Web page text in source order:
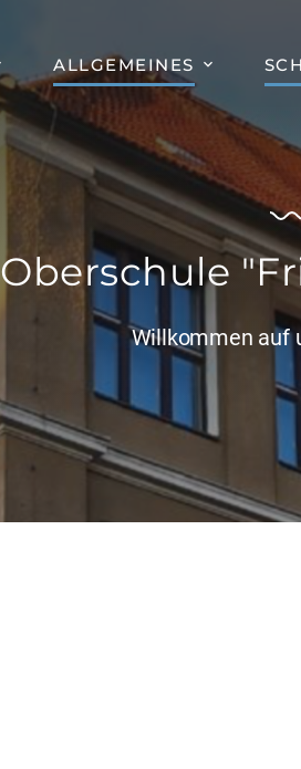
ALLGEMEINES
Oberschule
Willkommen auf